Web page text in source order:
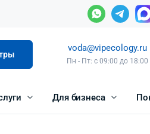
voda@vipecology.ru
Пн - Пт: с 09:00 до 18:00
Для бизнеса